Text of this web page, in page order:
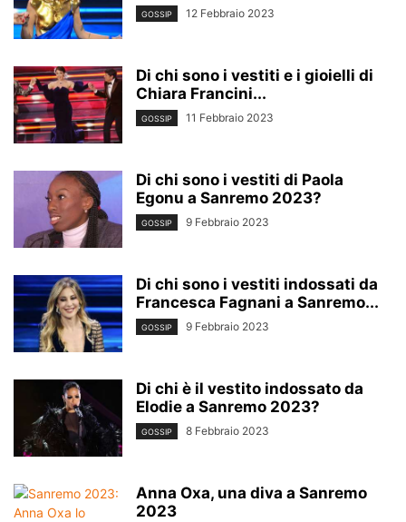
GOSSIP 12 Febbraio 2023
Di chi sono i vestiti e i gioielli di
Chiara Francini...
GOSSIP 11 Febbraio 2023
Di chi sono i vestiti di Paola
Egonu a Sanremo 2023?
GOSSIP 9 Febbraio 2023
Di chi sono i vestiti indossati da
Francesca Fagnani a Sanremo...
GOSSIP 9 Febbraio 2023
Di chi è il vestito indossato da
Elodie a Sanremo 2023?
GOSSIP 8 Febbraio 2023
Anna Oxa, una diva a Sanremo
2023